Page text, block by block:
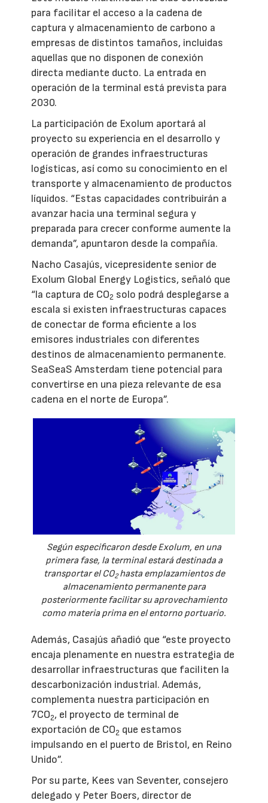
para facilitar el acceso a la cadena de
captura y almacenamiento de carbono a
empresas de distintos tamaños, incluidas
aquellas que no disponen de conexión
directa mediante ducto. La entrada en
operación de la terminal está prevista para
2030.
La participación de Exolum aportará al
proyecto su experiencia en el desarrollo y
operación de grandes infraestructuras
logísticas, así como su conocimiento en el
transporte y almacenamiento de productos
líquidos. “Estas capacidades contribuirán a
avanzar hacia una terminal segura y
preparada para crecer conforme aumente la
demanda”, apuntaron desde la compañía.
Nacho Casajús, vicepresidente senior de
Exolum Global Energy Logistics, señaló que
“la captura de CO2 solo podrá desplegarse a
escala si existen infraestructuras capaces
de conectar de forma eficiente a los
emisores industriales con diferentes
destinos de almacenamiento permanente.
SeaSeaS Amsterdam tiene potencial para
convertirse en una pieza relevante de esa
cadena en el norte de Europa”.
Según especificaron desde Exolum, en una
primera fase, la terminal estará destinada a
transportar el CO2hasta emplazamientos de
almacenamiento permanente para
posteriormente facilitar su aprovechamiento
como materia prima en el entorno portuario.
Además, Casajús añadió que “este proyecto
encaja plenamente en nuestra estrategia de
desarrollar infraestructuras que faciliten la
descarbonización industrial. Además,
complementa nuestra participación en
7CO2, el proyecto de terminal de
exportación de CO2 que estamos
impulsando en el puerto de Bristol, en Reino
Unido”.
Por su parte, Kees van Seventer, consejero
delegado y Peter Boers, director de